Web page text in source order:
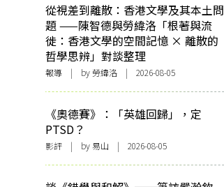
從視差到離散：香港文學及其本土問
題 ——陳智德與勞緯洛「根著與流
徙：香港文學的空間記憶 × 離散的
哲學思辨」對談整理
報導 | by 勞緯洛 | 2026-08-05
《奧德賽》：「英雄回歸」，定
PTSD？
影評 | by 易山 | 2026-08-05